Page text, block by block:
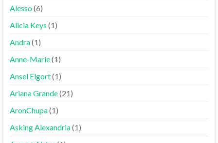
Alesso(6)
Alicia Keys (1)
Andra(1)
Anne-Marie(1)
Ansel Elgort(1)
Ariana Grande(21)
AronChupa(1)
Asking Alexandria(1)